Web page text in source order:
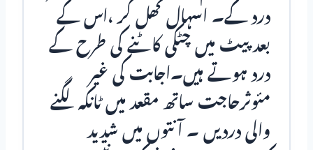
درد کے۔ اسہال کھل کر ،اس کے
بعد پیٹ میں چٹکی کاٹنے کی طرح کے
درد ہوتے ہیں۔اجابت کی غیر
مئوثرحاجت ساتھ مقعد میں ٹانکہ لگنے
والی دردیں ۔ آنتوں میں شدید